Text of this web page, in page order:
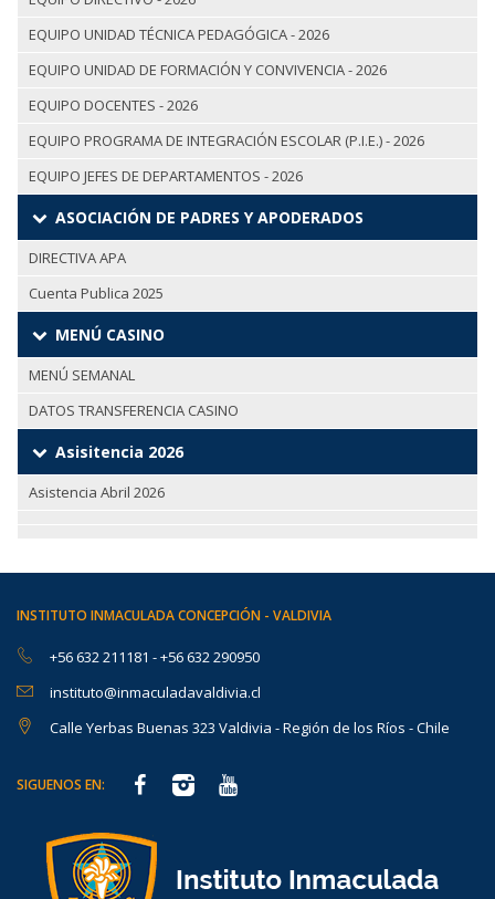
EQUIPO UNIDAD TÉCNICA PEDAGÓGICA - 2026
EQUIPO UNIDAD DE FORMACIÓN Y CONVIVENCIA - 2026
EQUIPO DOCENTES - 2026
EQUIPO PROGRAMA DE INTEGRACIÓN ESCOLAR (P.I.E.) - 2026
EQUIPO JEFES DE DEPARTAMENTOS - 2026
ASOCIACIÓN DE PADRES Y APODERADOS
DIRECTIVA APA
Cuenta Publica 2025
MENÚ CASINO
MENÚ SEMANAL
DATOS TRANSFERENCIA CASINO
Asisitencia 2026
Asistencia Abril 2026
INSTITUTO INMACULADA CONCEPCIÓN - VALDIVIA
+56 632 211181 -+56 632 290950
instituto@inmaculadavaldivia.cl
Calle Yerbas Buenas 323 Valdivia - Región de los Ríos - Chile
SIGUENOS EN: